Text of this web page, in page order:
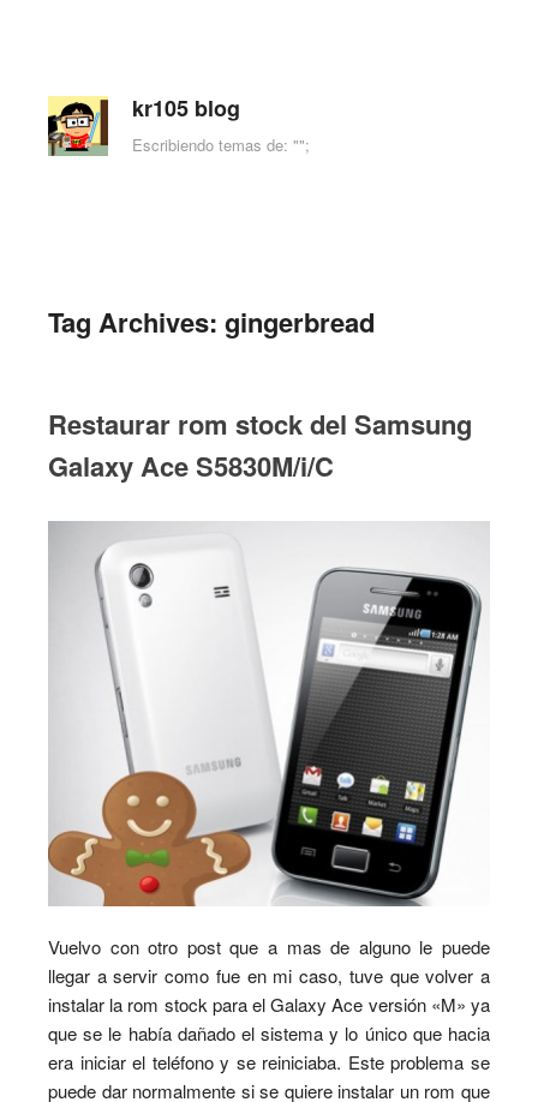
kr105 blog
Escribiendo temas de: "";
Tag Archives: gingerbread
Restaurar rom stock del Samsung
Galaxy Ace S5830M/i/C
Vuelvo con otro post que a mas de alguno le puede
llegar a servir como fue en mi caso, tuve que volver a
instalar la rom stock para el Galaxy Ace versión «M» ya
que se le había dañado el sistema y lo único que hacia
era iniciar el teléfono y se reiniciaba. Este problema se
puede dar normalmente si se quiere instalar un rom que